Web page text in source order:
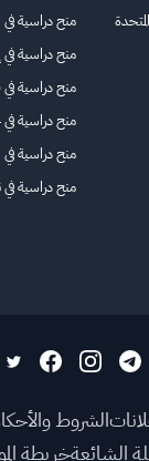
منح دراسية في
منح دراسية في
منح دراسية في
منح دراسية
منح دراسية في
منح دراسية في
الشروط
الشائعةخريطة